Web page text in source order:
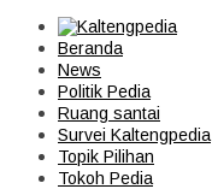
Beranda
News
Politik Pedia
Ruang santai
Survei Kaltengpedia
Topik Pilihan
Tokoh Pedia